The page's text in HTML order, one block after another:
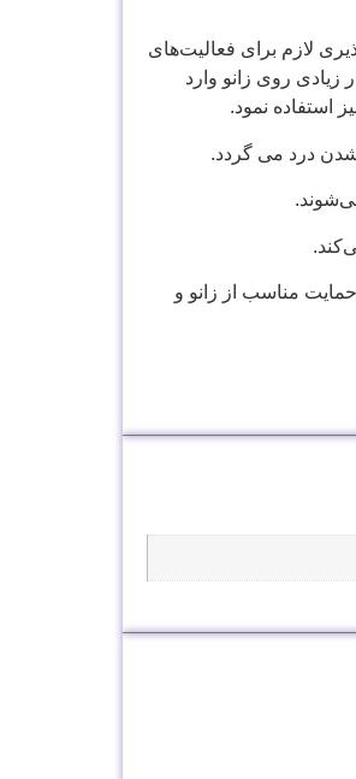
لازم برای فعالیت‌های
زیادی روی زانو وارد
استفاده نمود.
شدن درد می گردد.
مناسب از زانو و